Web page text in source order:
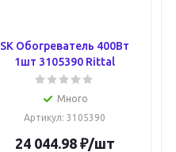
SK Обогреватель 400Вт
1шт 3105390 Rittal
Много
Артикул: 3105390
24 044.98₽/шт